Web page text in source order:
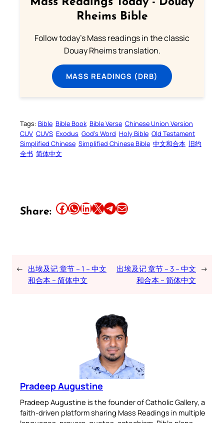
Mass Readings Today - Douay
Rheims Bible
Follow today's Mass readings in the classic
Douay Rheims translation.
MASS READINGS (DRB)
Tags: Bible Bible Book Bible Verse Chinese Union Version
CUV CUVS Exodus God’s Word Holy Bible Old Testament
Simplified Chinese Simplified Chinese Bible 中文和合本 旧约
全书 简体中文
Share: Share this article on Facebook Share this article on WhatsApp Share this article on LinkedIn Share this article on X Share this article on TelegramEmail this Article
← 出埃及记 章节 – 1 – 中文
和合本 – 简体中文
出埃及记 章节 – 3 – 中文
和合本 – 简体中文
→
Pradeep Augustine
Pradeep Augustine is the founder of Catholic Gallery, a
faith-driven platform sharing Mass Readings in multiple